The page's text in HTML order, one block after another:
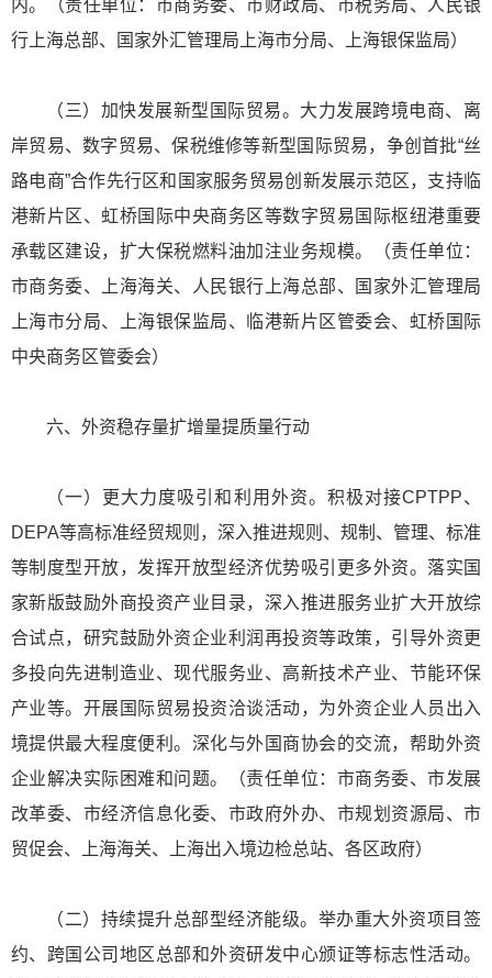
内。（责任单位：市商务委、市财政局、市税务局、人民银
行上海总部、国家外汇管理局上海市分局、上海银保监局）
（三）加快发展新型国际贸易。大力发展跨境电商、离
岸贸易、数字贸易、保税维修等新型国际贸易，争创首批“丝
路电商”合作先行区和国家服务贸易创新发展示范区，支持临
港新片区、虹桥国际中央商务区等数字贸易国际枢纽港重要
承载区建设，扩大保税燃料油加注业务规模。（责任单位：
市商务委、上海海关、人民银行上海总部、国家外汇管理局
上海市分局、上海银保监局、临港新片区管委会、虹桥国际
中央商务区管委会）
六、外资稳存量扩增量提质量行动
（一）更大力度吸引和利用外资。积极对接CPTPP、
DEPA等高标准经贸规则，深入推进规则、规制、管理、标准
等制度型开放，发挥开放型经济优势吸引更多外资。落实国
家新版鼓励外商投资产业目录，深入推进服务业扩大开放综
合试点，研究鼓励外资企业利润再投资等政策，引导外资更
多投向先进制造业、现代服务业、高新技术产业、节能环保
产业等。开展国际贸易投资洽谈活动，为外资企业人员出入
境提供最大程度便利。深化与外国商协会的交流，帮助外资
企业解决实际困难和问题。（责任单位：市商务委、市发展
改革委、市经济信息化委、市政府外办、市规划资源局、市
贸促会、上海海关、上海出入境边检总站、各区政府）
（二）持续提升总部型经济能级。举办重大外资项目签
约、跨国公司地区总部和外资研发中心颁证等标志性活动。